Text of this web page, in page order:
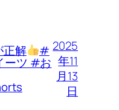
正解 #
ーツ #お
2025
年11
月13
日